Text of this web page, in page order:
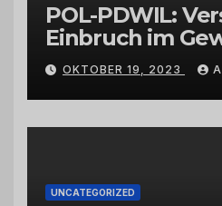
POL-PDWIL:
Einbruch im
Wittlich
OKTOBER 19, 2023
UNCATEGORIZED